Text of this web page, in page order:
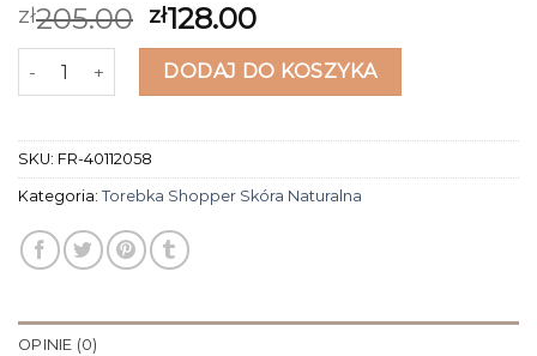
zł205.00 zł128.00
ilość torebka shopper skóra naturalna
DODAJ DO KOSZYKA
SKU: FR-40112058
Kategoria: Torebka Shopper Skóra Naturalna
OPINIE (0)